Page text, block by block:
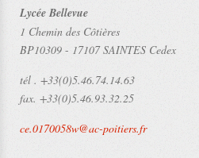
Lycée Bellevue
1 Chemin des Côtières
BP10309 - 17107 SAINTES Cedex
tél . +33(0)5.46.74.14.63
fax. +33(0)5.46.93.32.25
ce.0170058w@ac-poitiers.fr